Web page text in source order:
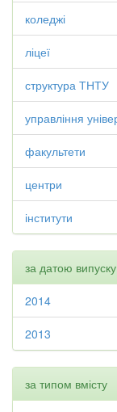
коледжі
ліцеї
структура ТНТУ
управління
факультети
центри
інститути
за датою випуску
2014
2013
за типом вмісту